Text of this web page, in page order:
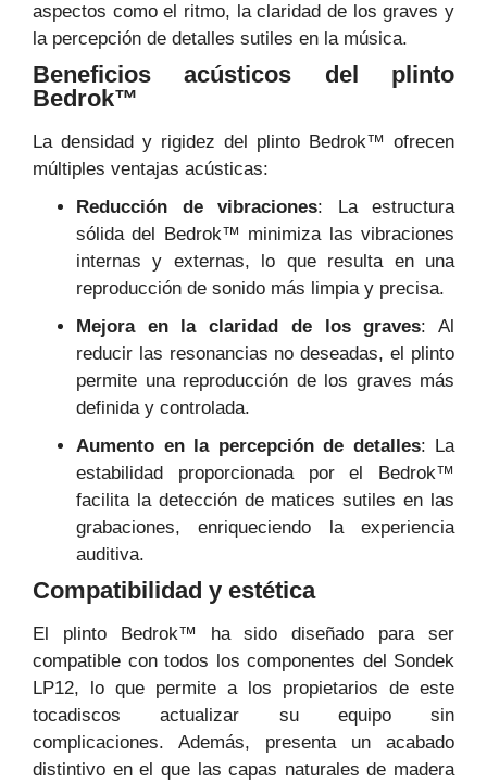
aspectos como el ritmo, la claridad de los graves y
la percepción de detalles sutiles en la música.
Beneficios acústicos del plinto
Bedrok™
La densidad y rigidez del plinto Bedrok™ ofrecen
múltiples ventajas acústicas:
Reducción de vibraciones: La estructura
sólida del Bedrok™ minimiza las vibraciones
internas y externas, lo que resulta en una
reproducción de sonido más limpia y precisa.
Mejora en la claridad de los graves: Al
reducir las resonancias no deseadas, el plinto
permite una reproducción de los graves más
definida y controlada.
Aumento en la percepción de detalles: La
estabilidad proporcionada por el Bedrok™
facilita la detección de matices sutiles en las
grabaciones, enriqueciendo la experiencia
auditiva.
Compatibilidad y estética
El plinto Bedrok™ ha sido diseñado para ser
compatible con todos los componentes del Sondek
LP12, lo que permite a los propietarios de este
tocadiscos actualizar su equipo sin
complicaciones. Además, presenta un acabado
distintivo en el que las capas naturales de madera